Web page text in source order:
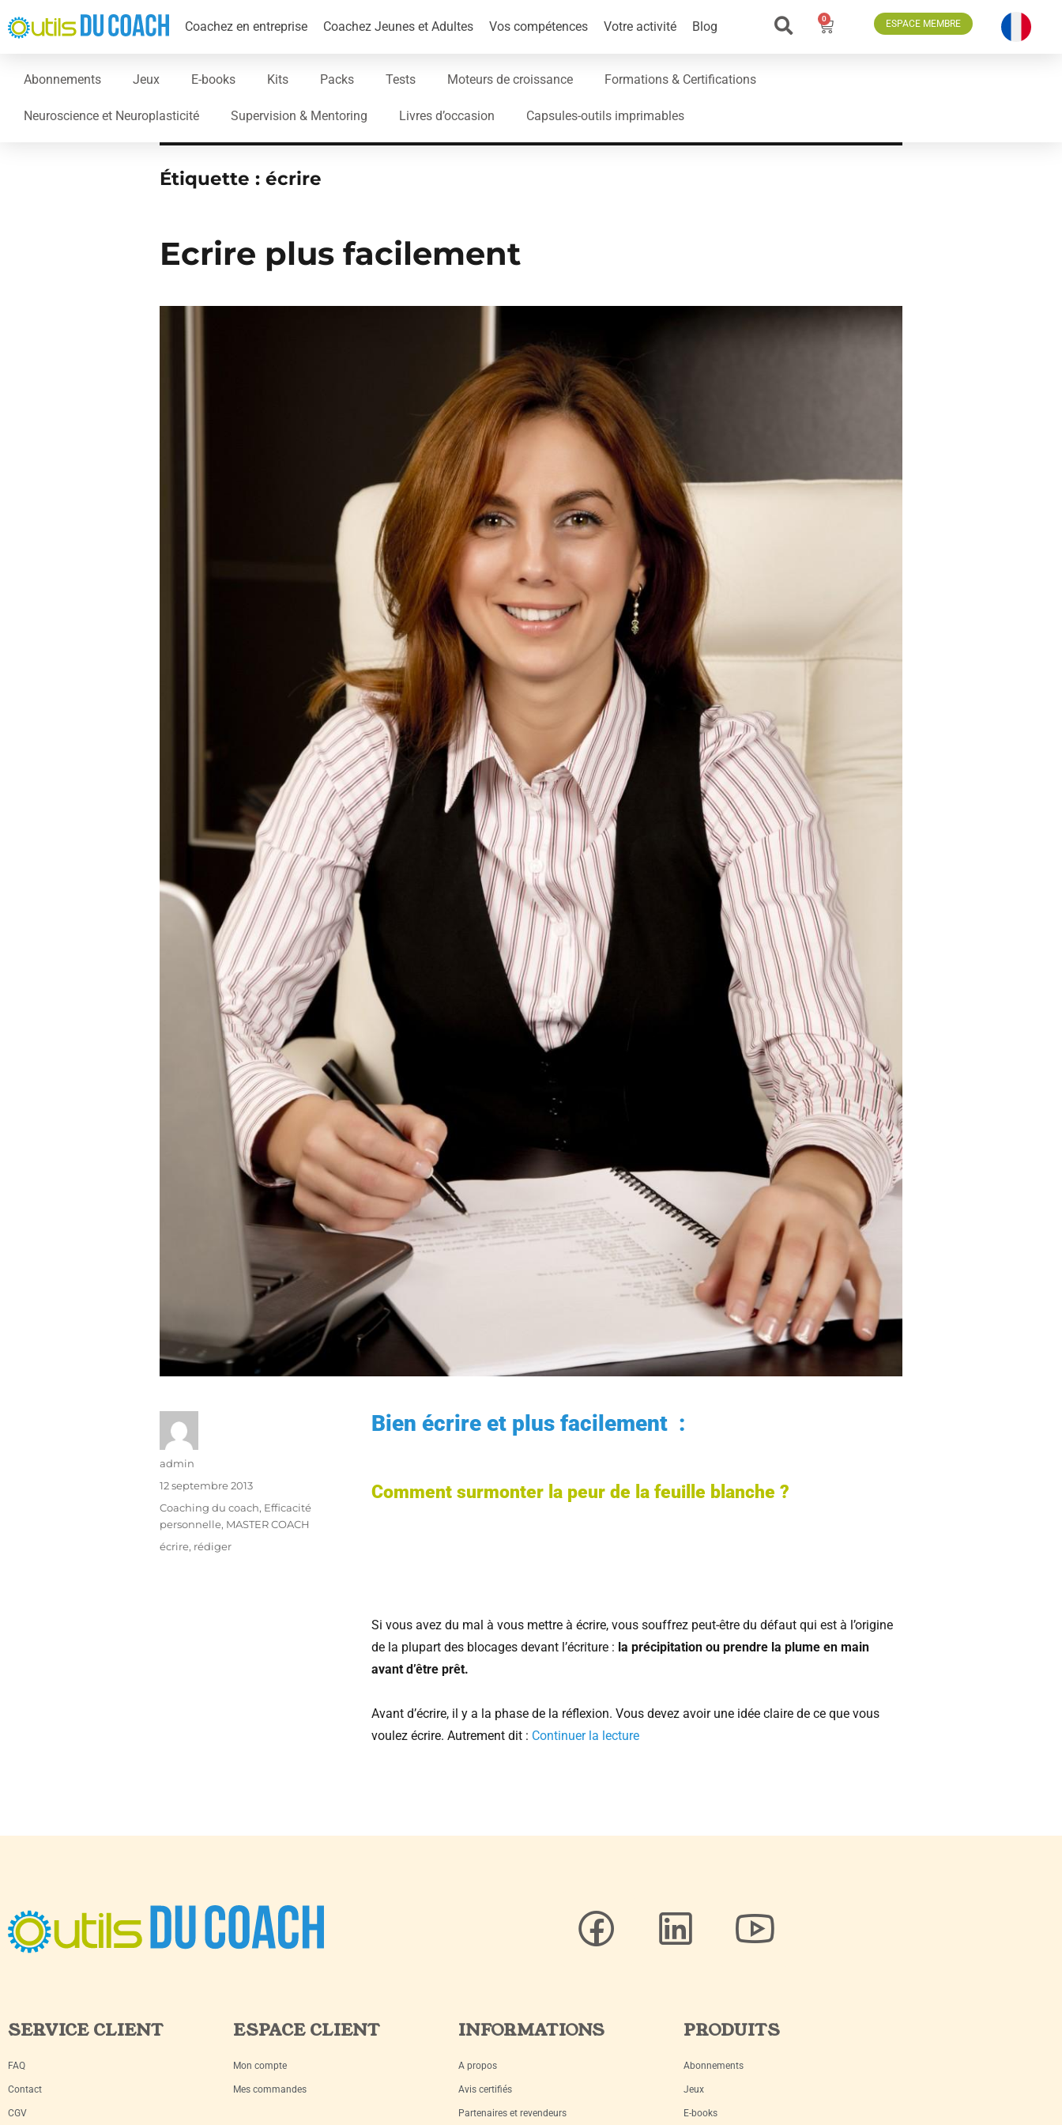
Coachez en entreprise Coachez Jeunes et Adultes Vos compétences Votre activité Blog
0 ESPACE MEMBRE
Abonnements Jeux E-books Kits Packs Tests Moteurs de croissance Formations & Certifications
Neuroscience et Neuroplasticité Supervision & Mentoring Livres d’occasion Capsules-outils imprimables
Étiquette : écrire
Ecrire plus facilement
Bien écrire et plus facilement :
Comment surmonter la peur de la feuille blanche ?
Si vous avez du mal à vous mettre à écrire, vous souffrez peut-être du défaut qui est à l’origine
de la plupart des blocages devant l’écriture : la précipitation ou prendre la plume en main
avant d’être prêt.
Avant d’écrire, il y a la phase de la réflexion. Vous devez avoir une idée claire de ce que vous
voulez écrire. Autrement dit : Continuer la lecture
admin
12 septembre 2013
Coaching du coach, Efficacité
personnelle, MASTER COACH
écrire, rédiger
SERVICE CLIENT
FAQ
Contact
CGV
ESPACE CLIENT
Mon compte
Mes commandes
INFORMATIONS
A propos
Avis certifiés
Partenaires et revendeurs
PRODUITS
Abonnements
Jeux
E-books